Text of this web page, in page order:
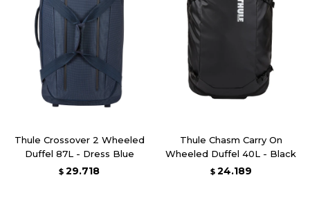
Thule Crossover 2 Wheeled
Duffel 87L - Dress Blue
$ 29.718
Thule Chasm Carry On
Wheeled Duffel 40L - Black
$ 24.189